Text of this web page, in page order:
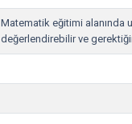
Matematik eğitimi alanında
değerlendirebilir ve